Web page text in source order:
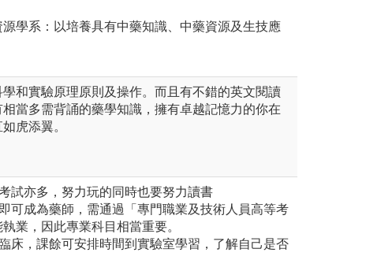
學系：以培養具有中藥知識、中藥資源及生技應
和實驗原理原則及操作。而且有不錯的英文閱讀
當多需背誦的藥學知識，擁有卓越記憶力的你在
虎添翼。
試亦多，努力玩的同時也要努力讀書
可成為藥師，需通過「專門職業及技術人員高等考
業，因此專業科目相當重要。
床，課餘可安排時間到實驗室學習，了解自己是否